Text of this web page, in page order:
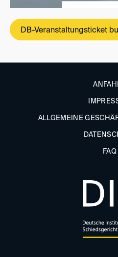
DB-Veranstaltungsticket
ALLGEMEINE
FAQ